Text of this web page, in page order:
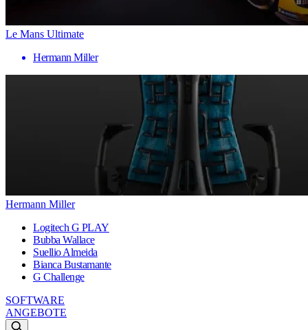
Le Mans Ultimate
Hermann Miller
Hermann Miller
Logitech G PLAY
Bubba Wallace
Suellio Almeida
Bianca Bustamante
G Challenge
SOFTWARE
ANGEBOTE